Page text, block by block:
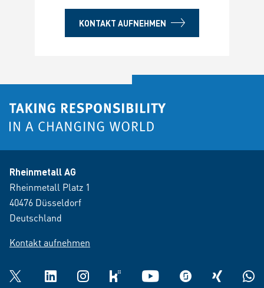
KONTAKT AUFNEHMEN
Rheinmetall AG
Rheinmetall Platz 1
40476 Düsseldorf
Deutschland
Kontakt aufnehmen
Twitter LinkedInInstagramkununu YouTube glassdoorXING